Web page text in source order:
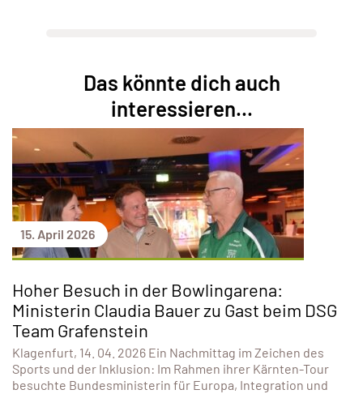
Das könnte dich auch
interessieren...
15. April 2026
Hoher Besuch in der Bowlingarena:
Ministerin Claudia Bauer zu Gast beim DSG
Team Grafenstein
Klagenfurt, 14. 04. 2026 Ein Nachmittag im Zeichen des
Sports und der Inklusion: Im Rahmen ihrer Kärnten-Tour
besuchte Bundesministerin für Europa, Integration und